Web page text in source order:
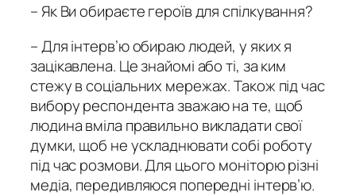
– Як Ви обираєте героїв для спілкування?
– Для інтерв’ю обираю людей, у яких я
зацікавлена. Це знайомі або ті, за ким
стежу в соціальних мережах. Також під час
вибору респондента зважаю на те, щоб
людина вміла правильно викладати свої
думки, щоб не ускладнювати собі роботу
під час розмови. Для цього моніторю різні
медіа, передивляюся попередні інтерв’ю.